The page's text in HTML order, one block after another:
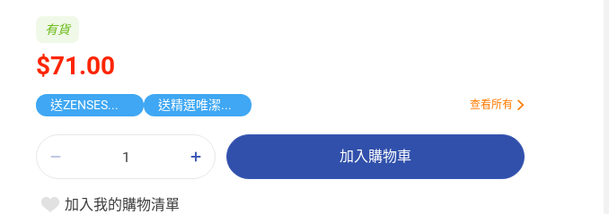
$71.00
有貨
送ZENSES迷你鎖匙扣相機 送精選唯潔雅原箱紙品 查看所有
加入購物車
加入我的購物清單